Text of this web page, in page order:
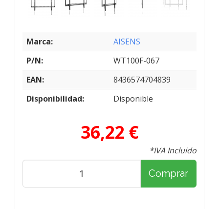
Marca:
AISENS
P/N:
WT100F-067
EAN:
8436574704839
Disponibilidad:
Disponible
36,22 €
*IVA Incluido
Comprar